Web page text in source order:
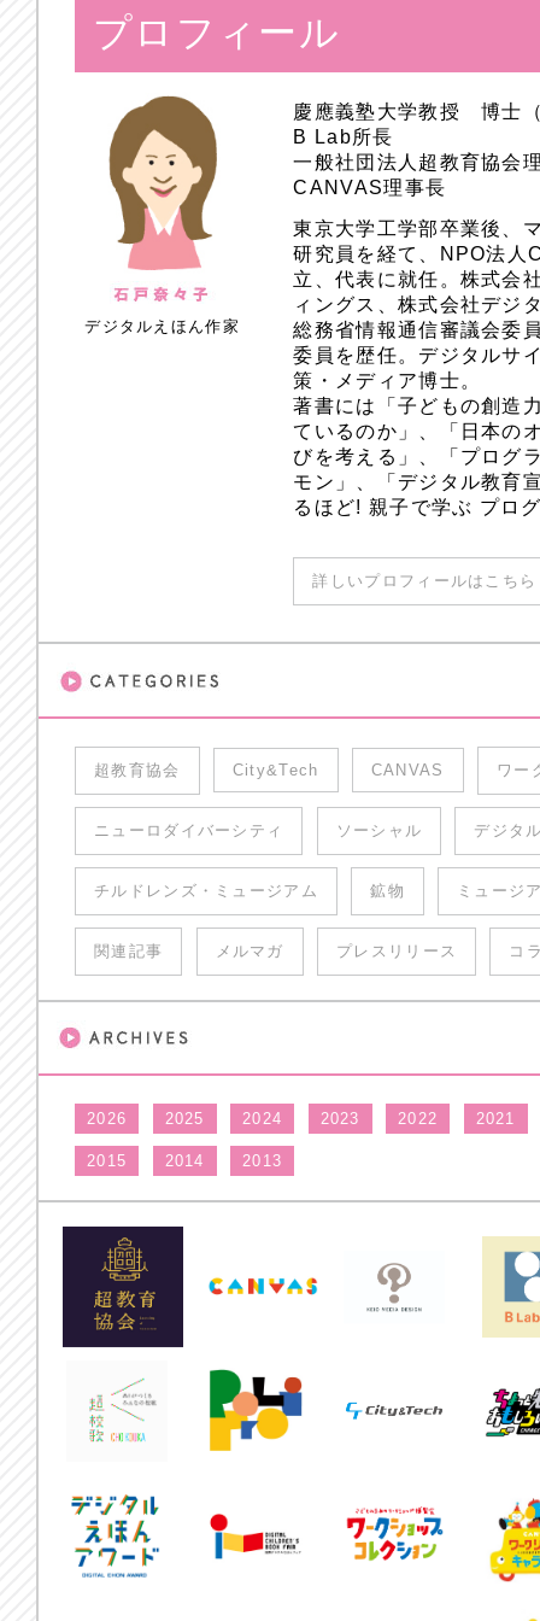
プロフィール
デジタルえほん作家
慶應義塾大学教授 博士
B Lab所長
一般社団法人超教育協会
CANVAS理事長
東京大学工学部卒業後、
研究員を経て、NPO法人
立、代表に就任。株式会
ィングス、株式会社デジ
総務省情報通信審議会委
委員を歴任。デジタルサ
策・メディア博士。
著書には「子どもの創造
ているのか」、「日本の
びを考える」、「プログ
モン」、「デジタル教育
るほど! 親子で学ぶ プロ
詳しいプロフィールはこち
超教育協会 City&Tech CANVAS ワー
ニューロダイバーシティ ソーシャル デジタ
チルドレンズ・ミュージアム 鉱物 ミュージ
関連記事 メルマガ プレスリリース コ
2026 2025 2024 2023 2022 2021
2015 2014 2013